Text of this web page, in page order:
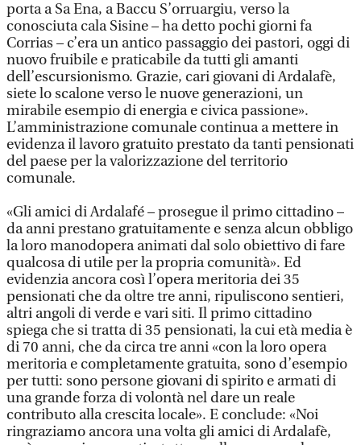
porta a Sa Ena, a Baccu S’orruargiu, verso la
conosciuta cala Sisine – ha detto pochi giorni fa
Corrias – c’era un antico passaggio dei pastori, oggi di
nuovo fruibile e praticabile da tutti gli amanti
dell’escursionismo. Grazie, cari giovani di Ardalafè,
siete lo scalone verso le nuove generazioni, un
mirabile esempio di energia e civica passione».
L’amministrazione comunale continua a mettere in
evidenza il lavoro gratuito prestato da tanti pensionati
del paese per la valorizzazione del territorio
comunale.
«Gli amici di Ardalafé – prosegue il primo cittadino –
da anni prestano gratuitamente e senza alcun obbligo
la loro manodopera animati dal solo obiettivo di fare
qualcosa di utile per la propria comunità». Ed
evidenzia ancora così l’opera meritoria dei 35
pensionati che da oltre tre anni, ripuliscono sentieri,
altri angoli di verde e vari siti. Il primo cittadino
spiega che si tratta di 35 pensionati, la cui età media è
di 70 anni, che da circa tre anni «con la loro opera
meritoria e completamente gratuita, sono d’esempio
per tutti: sono persone giovani di spirito e armati di
una grande forza di volontà nel dare un reale
contributo alla crescita locale». E conclude: «Noi
ringraziamo ancora una volta gli amici di Ardalafè,